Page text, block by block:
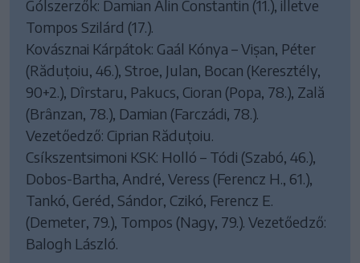
Gólszerzők: Damian Alin Constantin (11.), illetve
Tompos Szilárd (17.).
Kovásznai Kárpátok: Gaál Kónya – Vișan, Péter
(Răduțoiu, 46.), Stroe, Julan, Bocan (Keresztély,
90+2.), Dîrstaru, Pakucs, Cioran (Popa, 78.), Zală
(Brânzan, 78.), Damian (Farczádi, 78.).
Vezetőedző: Ciprian Răduțoiu.
Csíkszentsimoni KSK: Holló – Tódi (Szabó, 46.),
Dobos-Bartha, André, Veress (Ferencz H., 61.),
Tankó, Geréd, Sándor, Czikó, Ferencz E.
(Demeter, 79.), Tompos (Nagy, 79.). Vezetőedző:
Balogh László.